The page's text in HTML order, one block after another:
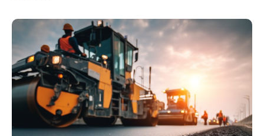
Промышленная безопасность
Пожарная безопасность
Экология
Охрана Труда.Премиум
Охрана труда
ОТ, безопасность и экология